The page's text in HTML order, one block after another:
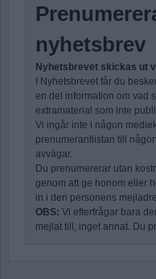
nyhetsbrev
Nyhetsbrevet skickas ut
I Nyhetsbrevet får du
en del information om vad
extramaterial som inte
Vi ingår inte i någon
prenumerantlistan till
avvägar.
Du prenumererar utan
genom att ge honom eller
in i den personens
OBS: Vi efterfrågar bara
mejlat till, inget annat. Du